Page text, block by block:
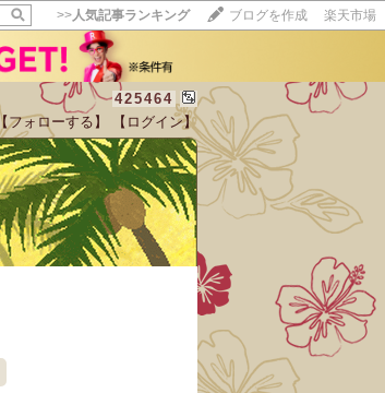
>>人気記事ランキング ブログを作成 楽天市場
425464
【フォローする】 【ログイン】
【毎日開催】
15記事にいいね！で1ポイント
10秒滞在
いいね! --